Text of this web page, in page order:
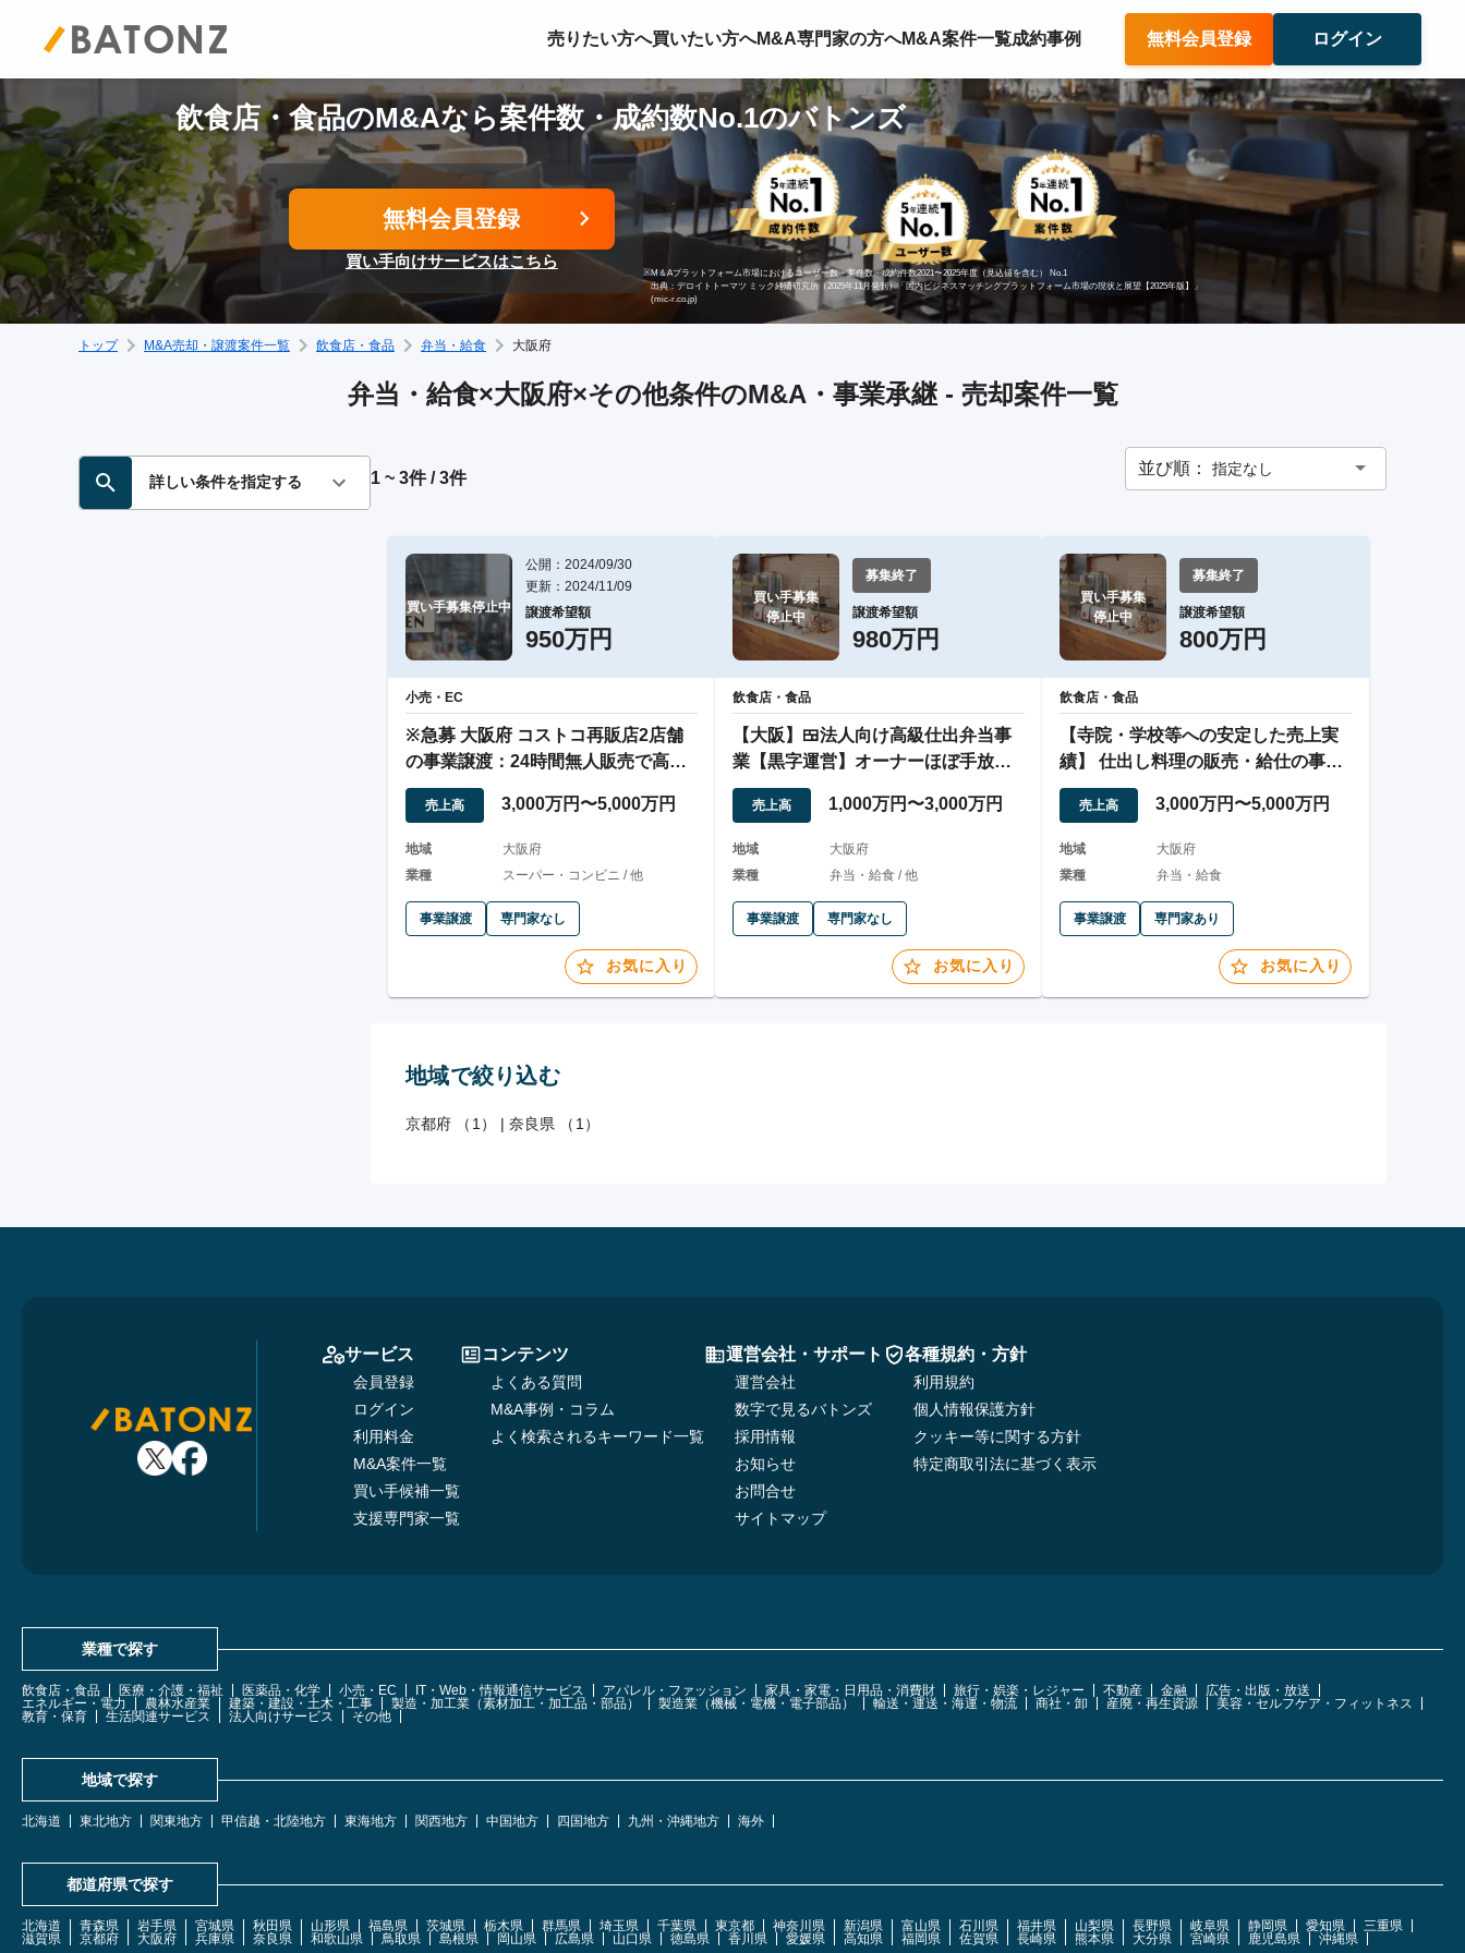
売りたい方へ買いたい方へM&A専門家の方へM&A案件一覧成約事例 無料会員登録 ログイン
飲食店・食品のM&Aなら案件数・成約数No.1のバトンズ
無料会員登録
買い手向けサービスはこちら
※M＆Aプラットフォーム市場におけるユーザー数・案件数・成約件数2021〜2025年度（見込値を含む） No.1
出典：デロイトトーマツ ミック経済研究所（2025年11月発刊）「国内ビジネスマッチングプラットフォーム市場の現状と展望【2025年版】」
(mic-r.co.jp)
トップ M&A売却・譲渡案件一覧 飲食店・食品 弁当・給食 大阪府
弁当・給食×大阪府×その他条件のM&A・事業承継 - 売却案件一覧
詳しい条件を指定する 1 ~ 3件 / 3件
並び順： 指定なし
買い手募集停止中
公開：2024/09/30
更新：2024/11/09
譲渡希望額
950万円
小売・EC
※急募 大阪府 コストコ再販店2店舗
の事業譲渡：24時間無人販売で高収
益を実現
売上高 3,000万円〜5,000万円
地域
大阪府
業種
スーパー・コンビニ / 他
事業譲渡 専門家なし
お気に入り
買い手募集
停止中
募集終了
譲渡希望額
980万円
飲食店・食品
【大阪】🍱法人向け高級仕出弁当事
業【黒字運営】オーナーほぼ手放し
運営可能
売上高 1,000万円〜3,000万円
地域
大阪府
業種
弁当・給食 / 他
事業譲渡 専門家なし
お気に入り
買い手募集
停止中
募集終了
譲渡希望額
800万円
飲食店・食品
【寺院・学校等への安定した売上実
績】 仕出し料理の販売・給仕の事業
譲渡
売上高 3,000万円〜5,000万円
地域
大阪府
業種
弁当・給食
事業譲渡 専門家あり
お気に入り
地域で絞り込む
京都府 （1） |奈良県 （1）
サービス
会員登録
ログイン
利用料金
M&A案件一覧
買い手候補一覧
支援専門家一覧
コンテンツ
よくある質問
M&A事例・コラム
よく検索されるキーワード一覧
運営会社・サポート
運営会社
数字で見るバトンズ
採用情報
お知らせ
お問合せ
サイトマップ
各種規約・方針
利用規約
個人情報保護方針
クッキー等に関する方針
特定商取引法に基づく表示
業種で探す
飲食店・食品 医療・介護・福祉 医薬品・化学 小売・EC IT・Web・情報通信サービス アパレル・ファッション 家具・家電・日用品・消費財 旅行・娯楽・レジャー 不動産 金融
広告・出版・放送
エネルギー・電力
農林水産業 建築・建設・土木・工事 製造・加工業（素材加工・加工品・部品） 製造業（機械・電機・電子部品） 輸送・運送・海運・物流 商社・卸 産廃・再生資源
美容・セルフケア・フィットネス
教育・保育
生活関連サービス 法人向けサービス その他
地域で探す
北海道 東北地方 関東地方 甲信越・北陸地方 東海地方 関西地方 中国地方 四国地方 九州・沖縄地方 海外
都道府県で探す
北海道 青森県 岩手県 宮城県 秋田県 山形県 福島県 茨城県 栃木県 群馬県 埼玉県 千葉県 東京都 神奈川県 新潟県 富山県 石川県 福井県 山梨県 長野県 岐阜県 静岡県 愛知県
三重県
滋賀県
京都府 大阪府 兵庫県 奈良県 和歌山県 鳥取県 島根県 岡山県 広島県 山口県 徳島県 香川県 愛媛県 高知県 福岡県 佐賀県 長崎県 熊本県 大分県 宮崎県 鹿児島県 沖縄県